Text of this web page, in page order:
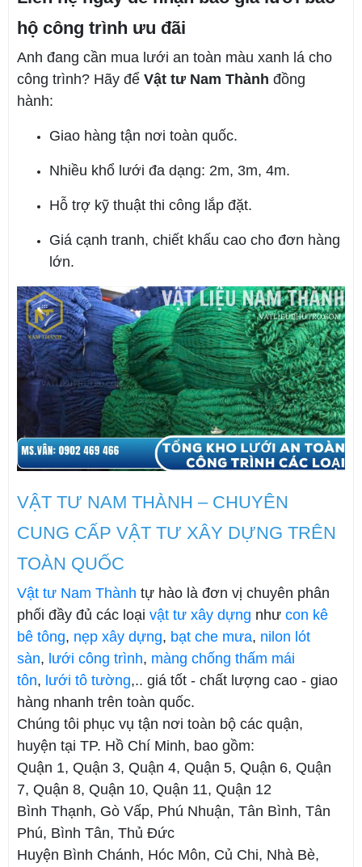
hộ công trình ưu đãi
Anh đang cần mua lưới an toàn màu xanh lá cho
công trình? Hãy để Vật tư Nam Thành đồng
hành:
Giao hàng tận nơi toàn quốc.
Nhiều khổ lưới đa dạng: 2m, 3m, 4m.
Hỗ trợ kỹ thuật thi công lắp đặt.
Giá cạnh tranh, chiết khấu cao cho đơn hàng
lớn.
VẬT TƯ NAM THÀNH – CHUYÊN
CUNG CẤP VẬT TƯ XÂY DỰNG TRÊN
TOÀN QUỐC
Vật tư Nam Thành tự hào là đơn vị chuyên phân
phối đầy đủ các loại vật tư xây dựng như con kê
bê tông, nẹp xây dựng, bạt che mưa, nilon lót
sàn, lưới công trình, màng chống thấm mái
tôn, lưới tô tường,.. giá tốt - chất lượng cao - giao
hàng nhanh trên toàn quốc.
Chúng tôi phục vụ tận nơi toàn bộ các quận,
huyện tại TP. Hồ Chí Minh, bao gồm:
Quận 1, Quận 3, Quận 4, Quận 5, Quận 6, Quận
7, Quận 8, Quận 10, Quận 11, Quận 12
Bình Thạnh, Gò Vấp, Phú Nhuận, Tân Bình, Tân
Phú, Bình Tân, Thủ Đức
Huyện Bình Chánh, Hóc Môn, Củ Chi, Nhà Bè,